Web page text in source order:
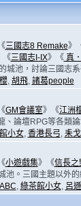
三國志8 Remake》
《三國志I-IX》《真
城池，討論三國志
, 胡飛, 諸葛people
GM會議室》《江洲
、論壇RPG等各類論
小女, 香港長弓, 耒
小遊戲集》《信長之
池。三國主題以外
, 綠茶館小女, 呂遜